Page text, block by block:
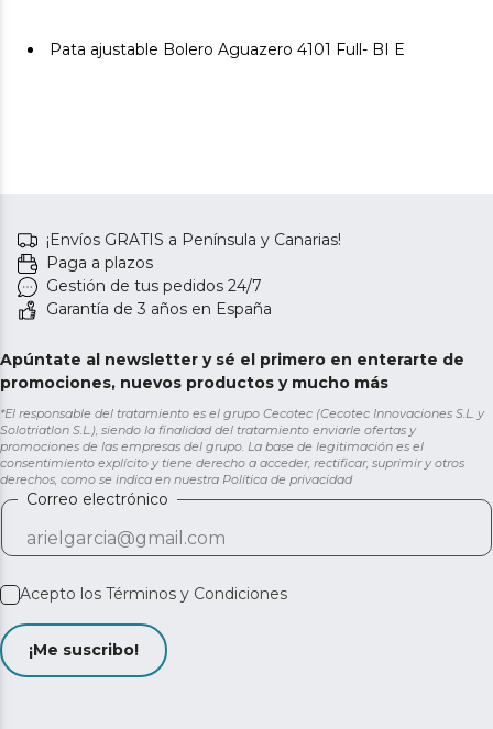
Pata ajustable Bolero Aguazero 4101 Full- BI E
¡Envíos GRATIS a Península y Canarias!
Paga a plazos
Gestión de tus pedidos 24/7
Garantía de 3 años en España
Apúntate al newsletter y sé el primero en enterarte de
promociones, nuevos productos y mucho más
*El responsable del tratamiento es el grupo Cecotec (Cecotec Innovaciones S.L. y
Solotriatlon S.L.), siendo la finalidad del tratamiento enviarle ofertas y
promociones de las empresas del grupo. La base de legitimación es el
consentimiento explícito y tiene derecho a acceder, rectificar, suprimir y otros
derechos, como se indica en nuestra Política de privacidad
Correo electrónico
Acepto los Términos y Condiciones
¡Me suscribo!